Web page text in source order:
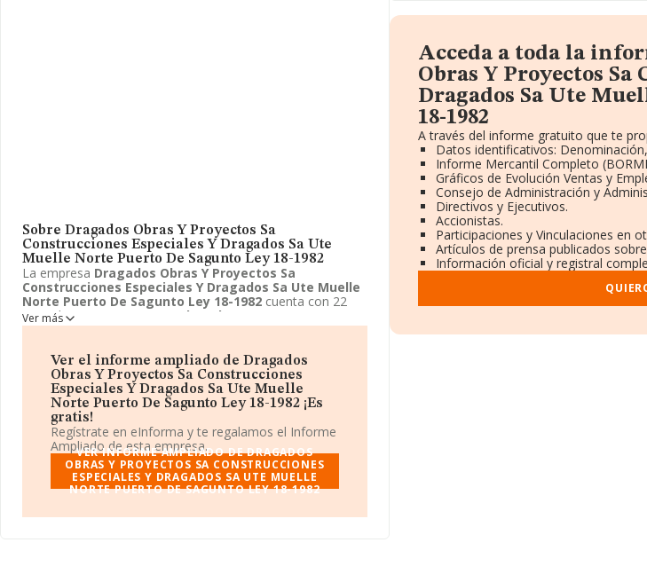
Sobre Dragados Obras Y Proyectos Sa
Construcciones Especiales Y Dragados Sa Ute
Muelle Norte Puerto De Sagunto Ley 18-1982
La empresa Dragados Obras Y Proyectos Sa
Construcciones Especiales Y Dragados Sa Ute Muelle
Norte Puerto De Sagunto Ley 18-1982 cuenta con 22
años de experiencia.
Dragados Obras Y Proyectos Sa
Construcciones Especiales Y Dragados Sa Ute Muelle
Alvaro de Bazan, 10 - PRIMERO, Valencia, Valencia. Su
actividad CNAE se fine como 9499 - Otras actividades
asociativas n.c.o.p.. El modelo de sociedad deDragados
Obras Y Proyectos Sa Construcciones Especiales Y
Dragados Sa Ute Muelle Norte Puerto De Sagunto
Ley 18-1982es Unión temporal de empresas.
Ver más
Ver el informe ampliado de Dragados
Obras Y Proyectos Sa Construcciones
Especiales Y Dragados Sa Ute Muelle
Norte Puerto De Sagunto Ley 18-1982 ¡Es
gratis!
Regístrate en eInforma y te regalamos el Informe
Ampliado de esta empresa.
VER INFORME AMPLIADO DE DRAGADOS
OBRAS Y PROYECTOS SA CONSTRUCCIONES
ESPECIALES Y DRAGADOS SA UTE MUELLE
NORTE PUERTO DE SAGUNTO LEY 18-1982
Acceda a toda la
Obras Y Proyectos Sa
Dragados Sa Ute
18-1982
A través del informe gratuito que te
Datos identificativos:
Informe Mercantil Completo
Gráficos de Evolución Ventas y
Consejo de Administración y
Directivos y Ejecutivos.
Accionistas.
Participaciones y Vinculaciones en
Artículos de prensa publicados
Información oficial y registral